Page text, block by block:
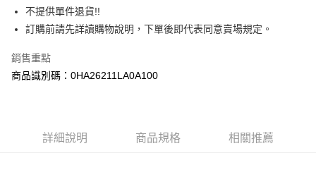
元大商業銀行
玉山商業銀行
星展（台灣）商業銀行
台灣樂天信用卡公司
悠遊付
大哥付你分期
相關說明
流程，驗證手機門號後，選擇欲分期的期數、繳款截止日，確認付款後即完
【關於「AFTEE先享後付」】
不提供單件退貨!!
訂購前請先詳讀購物說明，下單後即代表同意賣場規定。
銷售重點
商品識別碼：0HA26211LA0A100
詳細說明 商品規格 相關推薦